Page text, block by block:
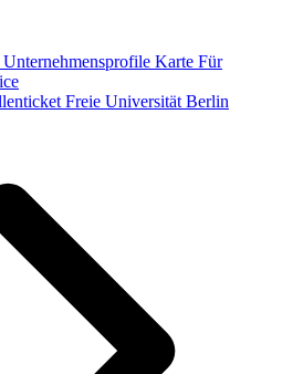
Unternehmensprofile Karte Für
Freie Universität Berlin